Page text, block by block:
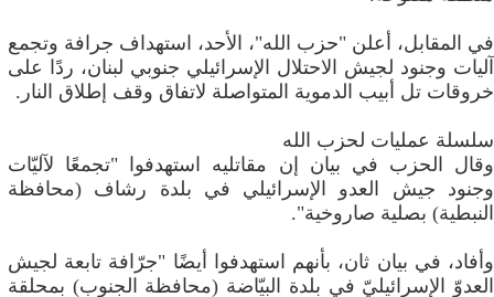
في المقابل، أعلن "حزب الله"، الأحد، استهداف جرافة وتجمع
آليات وجنود لجيش الاحتلال الإسرائيلي جنوبي لبنان، ردًا على
خروقات تل أبيب الدموية المتواصلة لاتفاق وقف إطلاق النار.
سلسلة عمليات لحزب الله
وقال الحزب في بيان إن مقاتليه استهدفوا "تجمعًا لآليّات
وجنود جيش العدو الإسرائيلي في بلدة رشاف (محافظة
النبطية) بصلية صاروخية".
وأفاد، في بيان ثان، بأنهم استهدفوا أيضًا "جرّافة تابعة لجيش
العدوّ الإسرائيليّ في بلدة البيّاضة (محافظة الجنوب) بمحلقة